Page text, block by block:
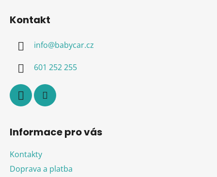
Kontakt
info@babycar.cz
601 252 255
Informace pro vás
Kontakty
Doprava a platba